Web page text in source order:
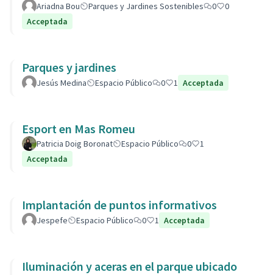
Ariadna Bou Parques y Jardines Sostenibles 0
0
Acceptada
Parques y jardines
Jesús Medina Espacio Público 0 1 Acceptada
Esport en Mas Romeu
Patricia Doig Boronat Espacio Público 0
1
Acceptada
Implantación de puntos informativos
Jespefe Espacio Público 0 1 Acceptada
Iluminación y aceras en el parque ubicado